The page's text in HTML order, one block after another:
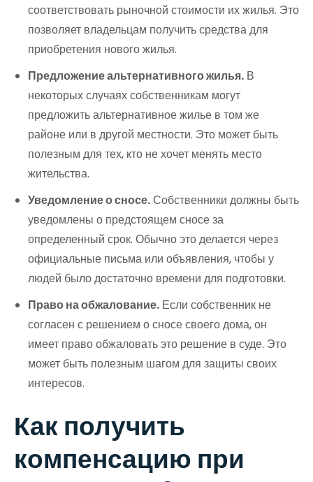
соответствовать рыночной стоимости их жилья. Это
позволяет владельцам получить средства для
приобретения нового жилья.
Предложение альтернативного жилья. В
некоторых случаях собственникам могут
предложить альтернативное жилье в том же
районе или в другой местности. Это может быть
полезным для тех, кто не хочет менять место
жительства.
Уведомление о сносе.Собственники должны быть
уведомлены о предстоящем сносе за
определенный срок. Обычно это делается через
официальные письма или объявления, чтобы у
людей было достаточно времени для подготовки.
Право на обжалование. Если собственник не
согласен с решением о сносе своего дома, он
имеет право обжаловать это решение в суде. Это
может быть полезным шагом для защиты своих
интересов.
Как получить
компенсацию при